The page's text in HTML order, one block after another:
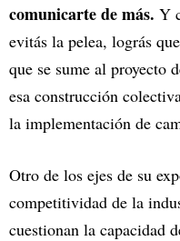
comunicarte de más. Y
evitás la pelea, lográs
que se sume al proyecto
esa construcción
la implementación de
Otro de los ejes de su
competitividad de la
cuestionan la capacidad